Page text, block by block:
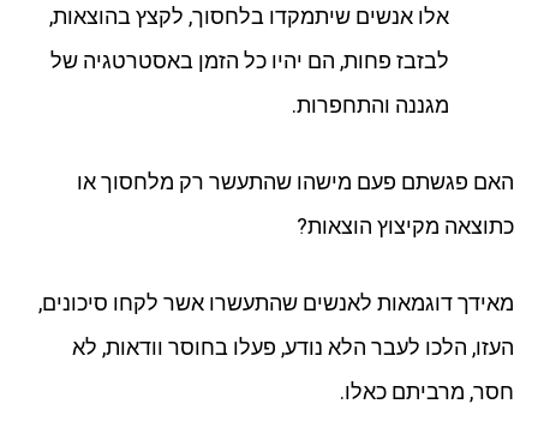
אלו אנשים שיתמקדו בלחסוך, לקצץ בהוצאות,
לבזבז פחות, הם יהיו כל הזמן באסטרטגיה של
מגננה והתחפרות.
האם פגשתם פעם מישהו שהתעשר רק מלחסוך או
כתוצאה מקיצוץ הוצאות?
מאידך דוגמאות לאנשים שהתעשרו אשר לקחו סיכונים,
העזו, הלכו לעבר הלא נודע, פעלו בחוסר וודאות, לא
חסר, מרביתם כאלו.